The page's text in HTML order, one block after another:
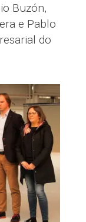
Buzón,
e Pablo
do